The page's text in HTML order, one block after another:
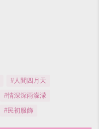
#人間四月天
#情深深雨濛濛
#民初服飾